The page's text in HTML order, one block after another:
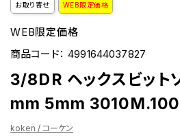
お取り寄せ WEB限定価格
WEB限定価格
商品コード：4991644037827
3/8DR ヘックスビット
mm 5mm
koken / コーケン